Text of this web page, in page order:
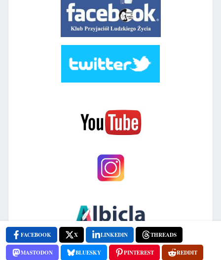
FACEBOOK X LINKEDIN THREADS
MASTODON BLUESKY PINTEREST REDDIT